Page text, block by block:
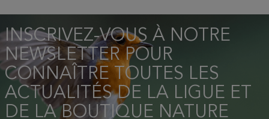
INSCRIVEZ-VOUS À NOTRE
NEWSLETTER POUR
CONNAÎTRE TOUTES LES
ACTUALITÉS DE LA LIGUE ET
DE LA BOUTIQUE NATURE